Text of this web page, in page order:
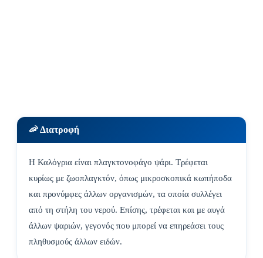
🦐 Διατροφή
Η Καλόγρια είναι πλαγκτονοφάγο ψάρι. Τρέφεται
κυρίως με ζωοπλαγκτόν, όπως μικροσκοπικά κωπήποδα
και προνύμφες άλλων οργανισμών, τα οποία συλλέγει
από τη στήλη του νερού. Επίσης, τρέφεται και με αυγά
άλλων ψαριών, γεγονός που μπορεί να επηρεάσει τους
πληθυσμούς άλλων ειδών.